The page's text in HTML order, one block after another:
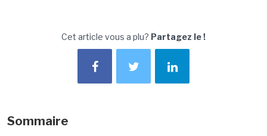
Cet article vous a plu? Partagez le !
Sommaire